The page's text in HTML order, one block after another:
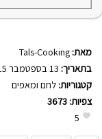
מאת: Tals-Cooking
בתאריך:
קטגוריות: לחם ומאפים
צפיות: 3673
5